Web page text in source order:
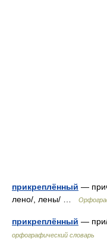
прикреплённый —
лено/, лены/ …
прикреплённый —
орфографический словарь